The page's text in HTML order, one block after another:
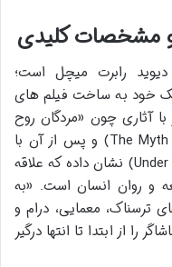
مشخصات کلیدی
رابرت میچل است؛
خود به ساخت فیلم های
آثاری چون «مردگان روح
ندارند» (The Myth of the American Sleepover) و پس از آن با
«زیر دریاچه نقره ای» (Under the Silver Lake) نشان داده که علاقه
و روان انسان است. «به
ترسناک، معمایی، درام و
را از ابتدا تا انتها درگیر